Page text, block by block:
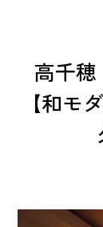
高千
【和モ